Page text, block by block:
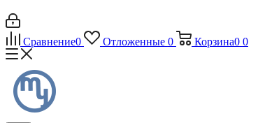
Сравнение0 Отложенные 0 Корзина0 0